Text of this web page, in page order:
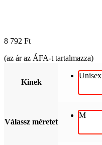
8 792 Ft
(az ár az ÁFA-t tartalmazza)
Kinek
Unisex
Válassz méretet
M